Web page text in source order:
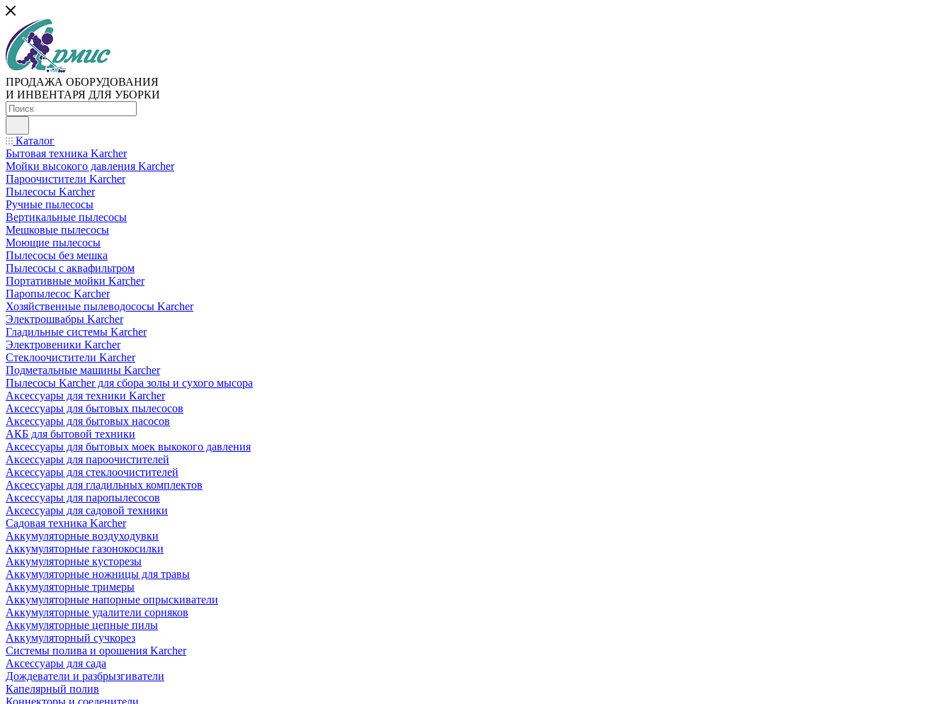
ПРОДАЖА ОБОРУДОВАНИЯ
И ИНВЕНТАРЯ ДЛЯ УБОРКИ
Каталог
Бытовая техника Karcher
Мойки высокого давления Karcher
Пароочистители Karcher
Пылесосы Karcher
Ручные пылесосы
Вертикальные пылесосы
Мешковые пылесосы
Моющие пылесосы
Пылесосы без мешка
Пылесосы с аквафильтром
Портативные мойки Karcher
Паропылесос Karcher
Хозяйственные пылеводососы Karcher
Электрошвабры Karcher
Гладильные системы Karcher
Электровеники Karcher
Стеклоочистители Karcher
Подметальные машины Karcher
Пылесосы Karcher для сбора золы и сухого мысора
Аксессуары для техники Karcher
Аксессуары для бытовых пылесосов
Аксессуары для бытовых насосов
АКБ для бытовой техники
Аксессуары для бытовых моек выкокого давления
Аксессуары для пароочистителей
Аксессуары для стеклоочистителей
Аксессуары для гладильных комплектов
Аксессуары для паропылесосов
Аксессуары для садовой техники
Садовая техника Karcher
Аккумуляторные воздуходувки
Аккумуляторные газонокосилки
Аккумуляторные кусторезы
Аккумуляторные ножницы для травы
Аккумуляторные тримеры
Аккумуляторные напорные опрыскиватели
Аккумуляторные удалители сорняков
Аккумуляторные цепные пилы
Аккумуляторный сучкорез
Системы полива и орошения Karcher
Аксессуары для сада
Дождеватели и разбрызгиватели
Капелярный полив
Коннекторы и соеденители